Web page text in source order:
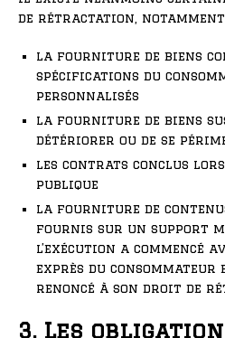
de rétractation, notamment
la fourniture de biens
spécifications du
personnalisés
la fourniture de biens
détériorer ou de se
les contrats conclus lors
publique
la fourniture de
fournis sur un support
l’exécution a commencé
exprès du
renoncé à son droit de
3. Les